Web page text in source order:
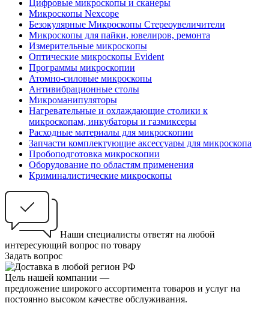
Цифровые микроскопы и сканеры
Микроскопы Nexcope
Безокулярные Микроскопы Стереоувеличители
Микроскопы для пайки, ювелиров, ремонта
Измерительные микроскопы
Оптические микроскопы Evident
Программы микроскопии
Атомно-силовые микроскопы
Антивибрационные столы
Микроманипуляторы
Нагревательные и охлаждающие столики к
микроскопам, инкубаторы и газмиксеры
Расходные материалы для микроскопии
Запчасти комплектующие аксессуары для микроскопа
Пробоподготовка микроскопии
Оборудование по областям применения
Криминалистические микроскопы
Наши специалисты ответят на любой
интересующий вопрос по товару
Задать вопрос
Цель нашей компании —
предложение широкого ассортимента товаров и услуг на
постоянно высоком качестве обслуживания.